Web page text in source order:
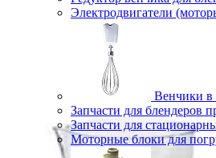
Электродвигатели
Венчики в
Запчасти для блендеров
Запчасти для
Моторные блоки для